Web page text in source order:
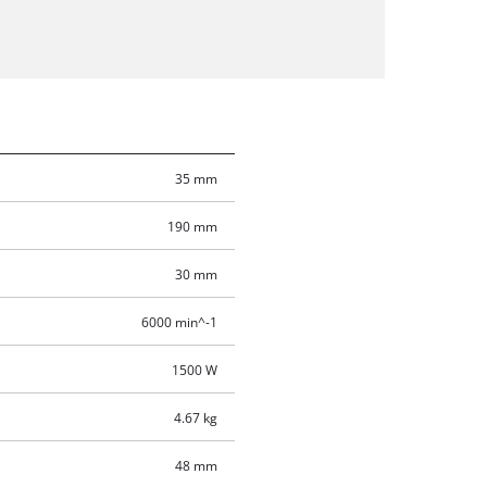
35 mm
190 mm
30 mm
6000 min^-1
1500 W
4.67 kg
48 mm